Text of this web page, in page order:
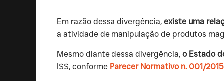
‍Em razão dessa divergência, existe uma
a atividade de manipulação de produtos
‍Mesmo diante dessa divergência, o Estado
ISS, conforme Parecer Normativo n. 001/2015